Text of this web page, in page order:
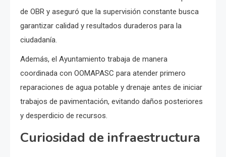
de OBR y aseguró que la supervisión constante busca
garantizar calidad y resultados duraderos para la
ciudadanía.
Además, el Ayuntamiento trabaja de manera
coordinada con OOMAPASC para atender primero
reparaciones de agua potable y drenaje antes de iniciar
trabajos de pavimentación, evitando daños posteriores
y desperdicio de recursos.
Curiosidad de infraestructura